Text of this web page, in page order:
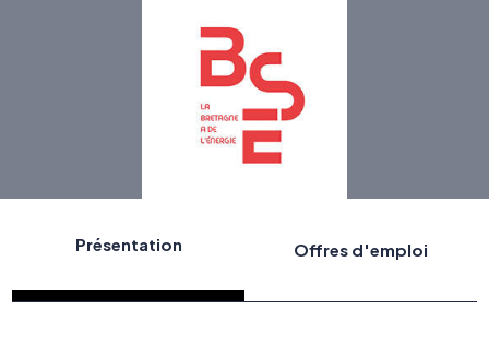
Présentation Offres d'emploi